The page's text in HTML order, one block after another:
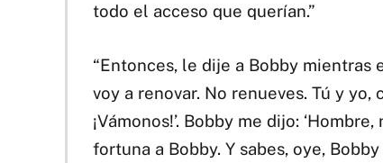
todo el acceso que querían.”
“Entonces, le dije a Bobby mientras
voy a renovar. No renueves. Tú y yo,
¡Vámonos!’. Bobby me dijo:
fortuna a Bobby. Y sabes, oye,